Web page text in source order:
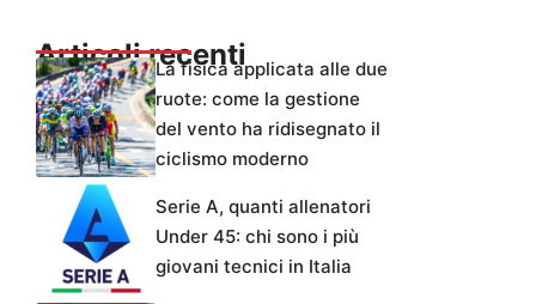
Articoli recentiLa fisica applicata alle due
ruote: come la gestione
del vento ha ridisegnato il
ciclismo moderno
Serie A, quanti allenatori
Under 45: chi sono i più
giovani tecnici in Italia